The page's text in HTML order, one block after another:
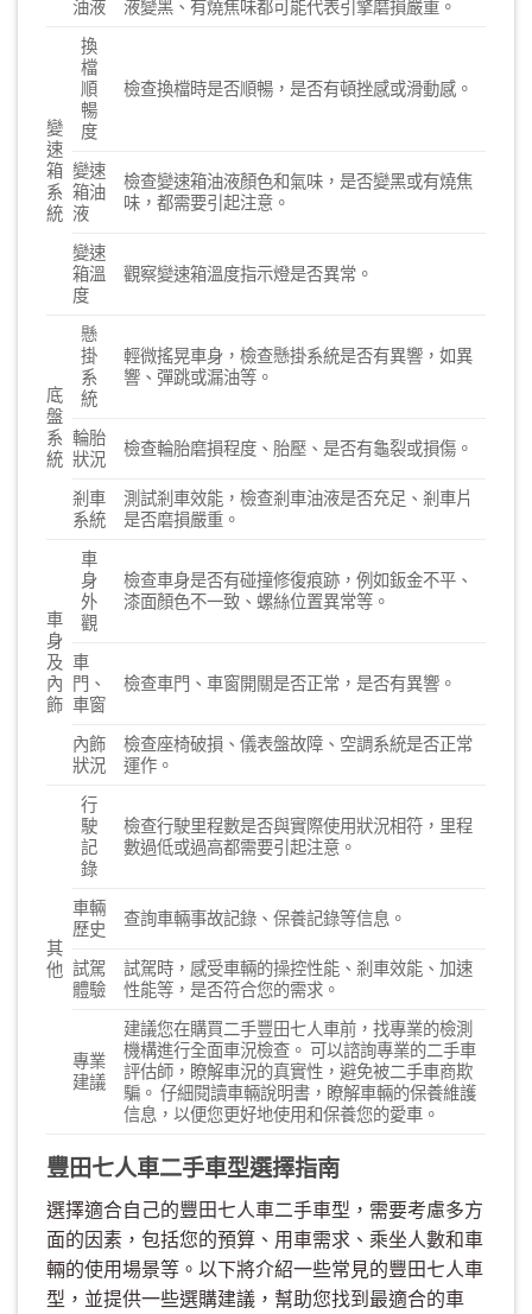
油液 液變黑、有燒焦味都可能代表引擎磨損嚴重。
變
速
箱
系
統
換
檔
順
暢
度
檢查換檔時是否順暢，是否有頓挫感或滑動感。
變速
箱油
液
檢查變速箱油液顏色和氣味，是否變黑或有燒焦
味，都需要引起注意。
變速
箱溫
度
觀察變速箱溫度指示燈是否異常。
底
盤
系
統
懸
掛
系
統
輕微搖晃車身，檢查懸掛系統是否有異響，如異
響、彈跳或漏油等。
輪胎
狀況
檢查輪胎磨損程度、胎壓、是否有龜裂或損傷。
剎車
系統
測試剎車效能，檢查剎車油液是否充足、剎車片
是否磨損嚴重。
車
身
及
內
飾
車
身
外
觀
檢查車身是否有碰撞修復痕跡，例如鈑金不平、
漆面顏色不一致、螺絲位置異常等。
車
門、
車窗
檢查車門、車窗開關是否正常，是否有異響。
內飾
狀況
檢查座椅破損、儀表盤故障、空調系統是否正常
運作。
其
他
行
駛
記
錄
檢查行駛里程數是否與實際使用狀況相符，里程
數過低或過高都需要引起注意。
車輛
歷史
查詢車輛事故記錄、保養記錄等信息。
試駕
體驗
試駕時，感受車輛的操控性能、剎車效能、加速
性能等，是否符合您的需求。
專業
建議
建議您在購買二手豐田七人車前，找專業的檢測
機構進行全面車況檢查。 可以諮詢專業的二手車
評估師，瞭解車況的真實性，避免被二手車商欺
騙。 仔細閱讀車輛說明書，瞭解車輛的保養維護
信息，以便您更好地使用和保養您的愛車。
豐田七人車二手車型選擇指南
選擇適合自己的豐田七人車二手車型，需要考慮多方
面的因素，包括您的預算、用車需求、乘坐人數和車
輛的使用場景等。以下將介紹一些常見的豐田七人車
型，並提供一些選購建議，幫助您找到最適合的車